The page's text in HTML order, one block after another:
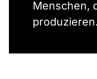
Menschen,
produzieren.